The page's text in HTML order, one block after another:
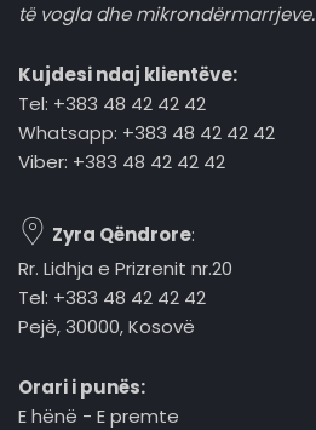
të vogla dhe mikrondërmarrjeve.
Kujdesi ndaj klientëve:
Tel: +383 48 42 42 42
Whatsapp: +383 48 42 42 42
Viber: +383 48 42 42 42
Zyra Qëndrore:
Rr. Lidhja e Prizrenit nr.20
Tel: +383 48 42 42 42
Pejë, 30000, Kosovë
Orari i punës:
E hënë - E premte